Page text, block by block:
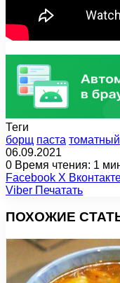
Теги
борщ паста томатный
06.09.2021
0 Время чтения: 1
Facebook X
Viber Печатать
ПОХОЖИЕ